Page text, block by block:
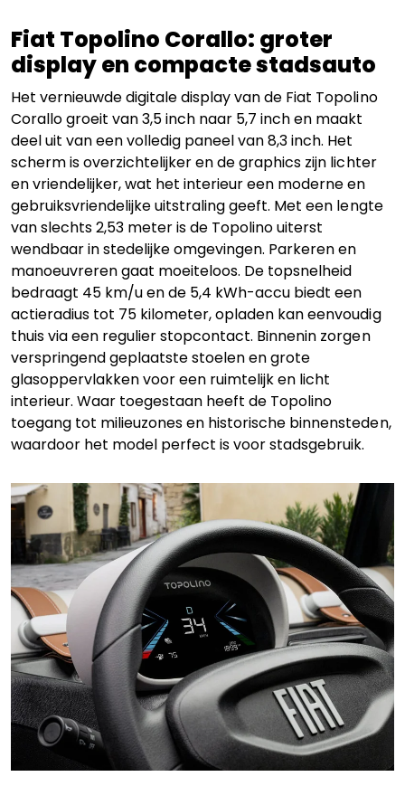
Fiat Topolino Corallo: groter
display en compacte stadsauto
Het vernieuwde digitale display van de Fiat Topolino
Corallo groeit van 3,5 inch naar 5,7 inch en maakt
deel uit van een volledig paneel van 8,3 inch. Het
scherm is overzichtelijker en de graphics zijn lichter
en vriendelijker, wat het interieur een moderne en
gebruiksvriendelijke uitstraling geeft. Met een lengte
van slechts 2,53 meter is de Topolino uiterst
wendbaar in stedelijke omgevingen. Parkeren en
manoeuvreren gaat moeiteloos. De topsnelheid
bedraagt 45 km/u en de 5,4 kWh-accu biedt een
actieradius tot 75 kilometer, opladen kan eenvoudig
thuis via een regulier stopcontact. Binnenin zorgen
verspringend geplaatste stoelen en grote
glasoppervlakken voor een ruimtelijk en licht
interieur. Waar toegestaan heeft de Topolino
toegang tot milieuzones en historische binnensteden,
waardoor het model perfect is voor stadsgebruik.